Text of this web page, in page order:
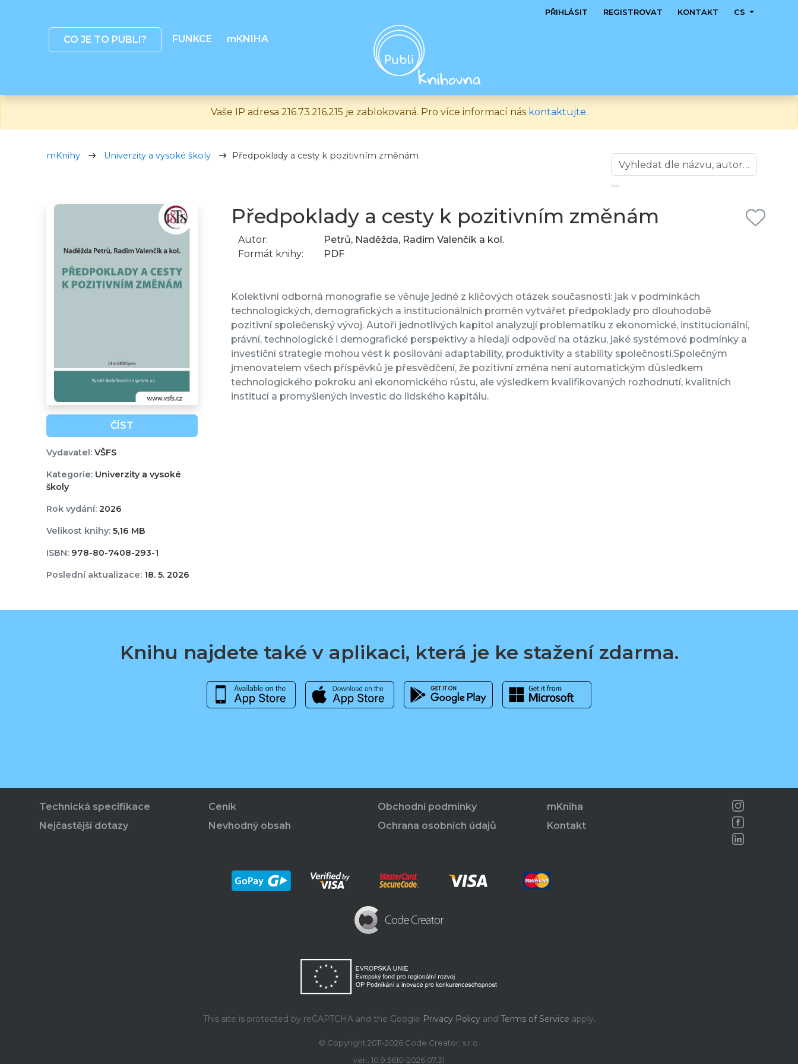
CO JE TO PUBLI? FUNKCE mKNIHA
PŘIHLÁSIT REGISTROVAT KONTAKT CS
Vaše IP adresa 216.73.216.215 je zablokovaná. Pro více informací nás kontaktujte.
mKnihy Univerzity a vysoké školy Předpoklady a cesty k pozitivním změnám
ČÍST
Vydavatel:VŠFS
Kategorie:Univerzity a vysoké
školy
Rok vydání:2026
Velikost knihy:5,16 MB
ISBN:978-80-7408-293-1
Poslední aktualizace:18. 5. 2026
Předpoklady a cesty k pozitivním změnám
Autor:
Petrů, Naděžda, Radim Valenčík a kol.
Formát knihy:
PDF
Kolektivní odborná monografie se věnuje jedné z klíčových otázek současnosti: jak v podmínkách
technologických, demografických a institucionálních proměn vytvářet předpoklady pro dlouhodobě
pozitivní společenský vývoj. Autoři jednotlivých kapitol analyzují problematiku z ekonomické, institucionální,
právní, technologické i demografické perspektivy a hledají odpověď na otázku, jaké systémové podmínky a
investiční strategie mohou vést k posilování adaptability, produktivity a stability společnosti.Společným
jmenovatelem všech příspěvků je přesvědčení, že pozitivní změna není automatickým důsledkem
technologického pokroku ani ekonomického růstu, ale výsledkem kvalifikovaných rozhodnutí, kvalitních
institucí a promyšlených investic do lidského kapitálu.
Knihu najdete také v aplikaci, která je ke stažení zdarma.
Technická specifikace
Nejčastější dotazy
Ceník
Nevhodný obsah
Obchodní podmínky
Ochrana osobních údajů
mKniha
Kontakt
This site is protected by reCAPTCHA and the Google Privacy Policyand Terms of Service apply.
© Copyright 2011-2026 Code Creator, s.r.o.
ver.: 10.9.5610-2026.07.31